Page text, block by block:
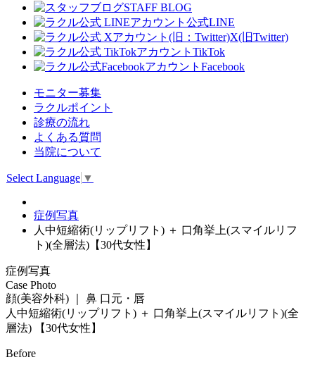
STAFF BLOG
公式LINE
X(旧Twitter)
TikTok
Facebook
モニター募集
ラクルポイント
診療の流れ
よくある質問
当院について
Select Language ▼
症例写真
人中短縮術(リップリフト) ＋ 口角挙上(スマイルリフ
ト)(全層法)【30代女性】
症例写真
Case Photo
顔(美容外科) ｜ 鼻 口元・唇
人中短縮術(リップリフト) ＋ 口角挙上(スマイルリフト)(全
層法)
【30代女性】
Before